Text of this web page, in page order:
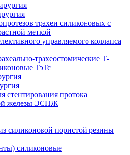
трахеи силиконовых с
меткой
управляемого коллапса
трахеостомические Т-
ТэТс
стентирования протока
железы ЭСПЖ
силиконовой пористой резины
силиконовые